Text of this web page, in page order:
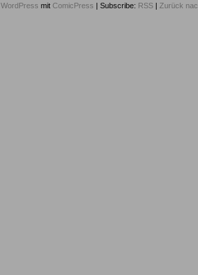
WordPress mit ComicPress | Subscribe: RSS | Zurück